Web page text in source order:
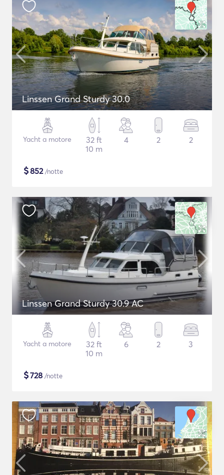
Linssen Grand Sturdy 30.0
Yacht a motore
32 ft
10 m
4 2 2
$852/notte
Linssen Grand Sturdy 30.9 AC
Yacht a motore
32 ft
10 m
6 2 3
$728 /notte